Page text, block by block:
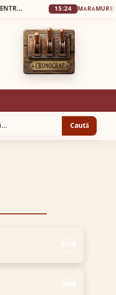
MARAMUREȘPasibil
Caută